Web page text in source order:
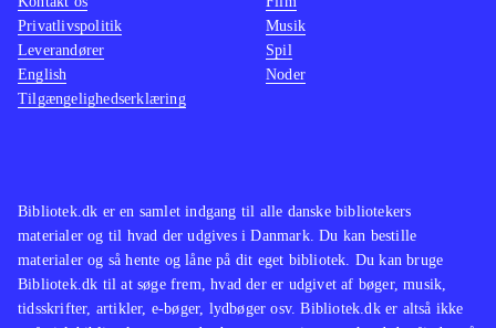
Bibliotek.dk er en samlet indgang til alle danske bibliotekers
materialer og til hvad der udgives i Danmark. Du kan bestille
materialer og så hente og låne på dit eget bibliotek. Du kan bruge
Bibliotek.dk til at søge frem, hvad der er udgivet af bøger, musik,
tidsskrifter, artikler, e-bøger, lydbøger osv. Bibliotek.dk er altså ikke
Privatlivspolitik
Leverandører
English
Tilgængelighedserklæring
Musik
Spil
Noder